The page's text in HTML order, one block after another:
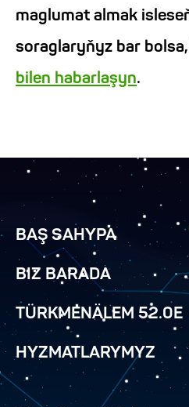
maglumat almak
soraglaryňyz bar
bilen habarlaşyn.
BAŞ SAHYPA
BIZ BARADA
TÜRKMENÄLEM 52.0E
HYZMATLARYMYZ